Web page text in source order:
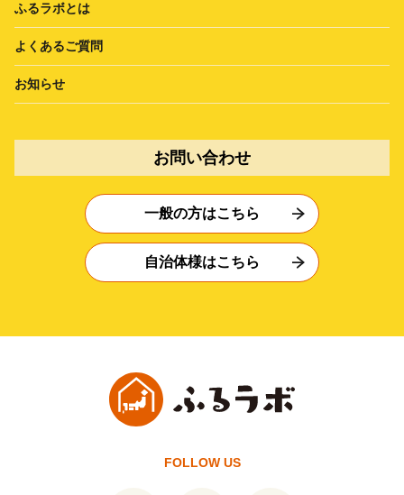
ふるラボとは
よくあるご質問
お知らせ
お問い合わせ
一般の方はこちら
自治体様はこちら
FOLLOW US